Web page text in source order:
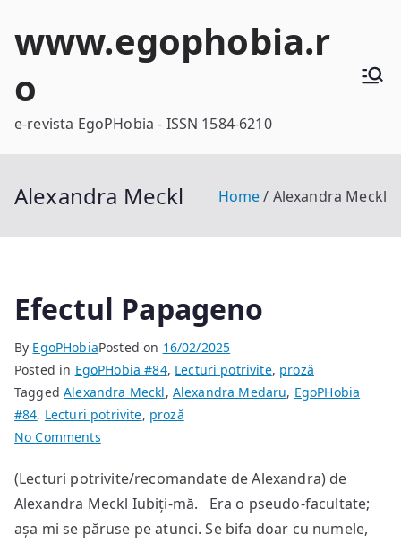
www.egophobia.r
o
e-revista EgoPHobia - ISSN 1584-6210
Alexandra Meckl Home Alexandra Meckl
Efectul Papageno
By EgoPHobiaPosted on 16/02/2025
Posted in EgoPHobia #84, Lecturi potrivite, proză
TaggedAlexandra Meckl, Alexandra Medaru, EgoPHobia
#84, Lecturi potrivite, proză
No Commentson
Papageno
(Lecturi potrivite/recomandate de Alexandra) de
Alexandra Meckl Iubiți-mă. Era o pseudo-facultate;
așa mi se păruse pe atunci. Se bifa doar cu numele,